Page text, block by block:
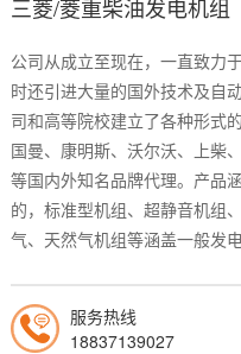
三菱/菱重柴油发电机组
公司从成立至现在，一直致力
时还引进大量的国外技术及自
司和高等院校建立了各种形式
国曼、康明斯、沃尔沃、上柴
等国内外知名品牌代理。产品
的，标准型机组、超静音机组
气、天然气机组等涵盖一般发
服务热线
18837139027